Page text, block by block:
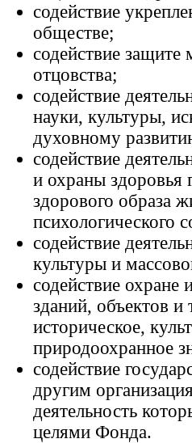
содействие
обществе;
содействие защите
отцовства;
содействие
науки, культуры,
духовному
содействие
и охраны здоровья
здорового образа
психологического
содействие
культуры и
содействие
зданий, объектов
историческое,
природоохранное
содействие
другим
деятельность
целями Фонда.